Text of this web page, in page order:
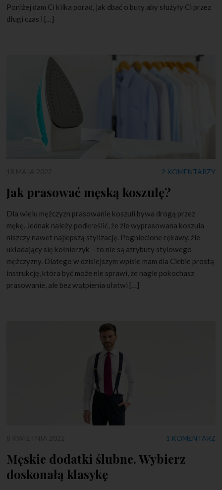
Poniżej dam Ci kilka porad, jak dbać o buty aby służyły Ci przez
długi czas i […]
2 KOMENTARZY
Jak prasować męską koszulę?
Dla wielu mężczyzn prasowanie koszuli bywa drogą przez
mękę. Jednak należy podkreślić, że źle wyprasowana koszula
niszczy nawet najlepszą stylizację. Pogniecione rękawy, źle
układający się kołnierzyk – to nie są atrybuty stylowego
mężczyzny. Dlatego w dzisiejszym wpisie mam dla Ciebie prostą
instrukcję, która być może nie sprawi, że nagle pokochasz
prasowanie, ale bez wątpienia ułatwi […]
1 KOMENTARZ
Męskie dodatki ślubne. Wybierz
doskonałą klasykę